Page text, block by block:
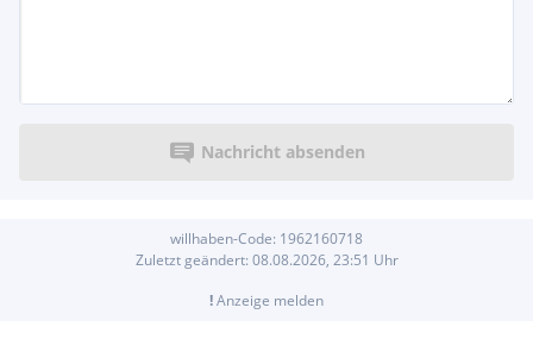
Nachricht absenden
willhaben-Code: 1962160718
Zuletzt geändert: 08.08.2026, 23:51 Uhr
!Anzeige melden